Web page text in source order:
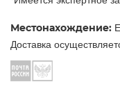
Местонахождение:
Доставка